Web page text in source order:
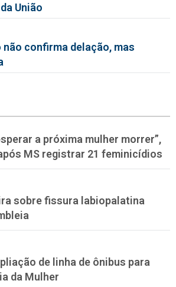
União
não confirma delação, mas
a próxima mulher morrer”,
MS registrar 21 feminicídios
sobre fissura labiopalatina
de linha de ônibus para
da Mulher